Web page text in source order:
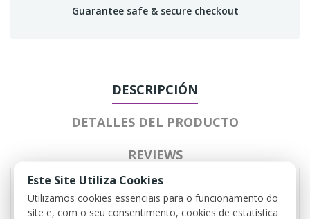
Guarantee safe & secure checkout
DESCRIPCIÓN
DETALLES DEL PRODUCTO
REVIEWS
Este Site Utiliza Cookies
Utilizamos cookies essenciais para o funcionamento do
site e, com o seu consentimento, cookies de estatística